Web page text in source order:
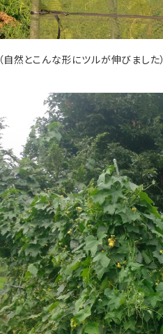
（自然とこんな形にツルが伸びました）